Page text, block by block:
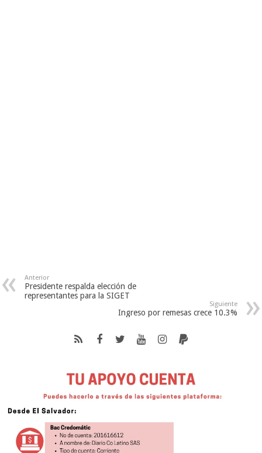
Anterior
Presidente respalda elección de
representantes para la SIGET
Siguiente
Ingreso por remesas crece 10.3%